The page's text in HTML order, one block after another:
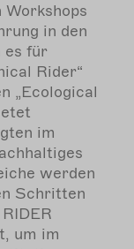
Workshops
in den
es für
Rider“
„Ecological
im
werden
Schritten
um im